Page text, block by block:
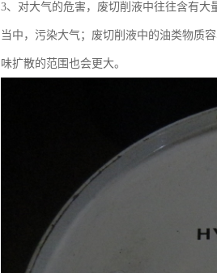
3、对大气的危害，废切削液中往往含有
当中，污染大气；废切削液中的油类物质
味扩散的范围也会更大。